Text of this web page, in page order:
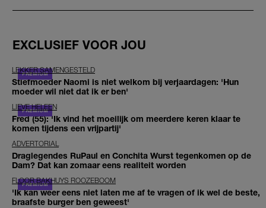
EXCLUSIEF VOOR JOU
LEKKER SAMENGESTELD
Stiefmoeder Naomi is niet welkom bij verjaardagen: 'Hun
moeder wil niet dat ik er ben'
LIEVE HELEEN
Fred (55): 'Ik vind het moeilijk om meerdere keren klaar te
komen tijdens een vrijpartij'
ADVERTORIAL
Draglegendes RuPaul en Conchita Wurst tegenkomen op de
Dam? Dat kan zomaar eens realiteit worden
FLOOR BAKHUYS ROOZEBOOM
'Ik kan weer eens niet laten me af te vragen of ik wel de beste,
braafste burger ben geweest'